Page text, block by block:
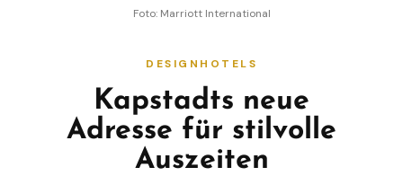
Foto: Marriott International
DESIGNHOTELS
Kapstadts neue
Adresse für stilvolle
Auszeiten